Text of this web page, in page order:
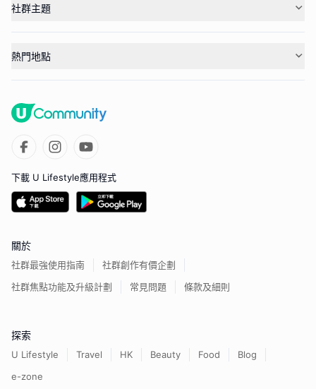
社群主題
熱門地點
下載 U Lifestyle應用程式
關於
社群最強使用指南
社群創作有價企劃
社群焦點功能及升級計劃
常見問題 條款及細則
探索
U Lifestyle Travel HK Beauty Food
Blog
e-zone